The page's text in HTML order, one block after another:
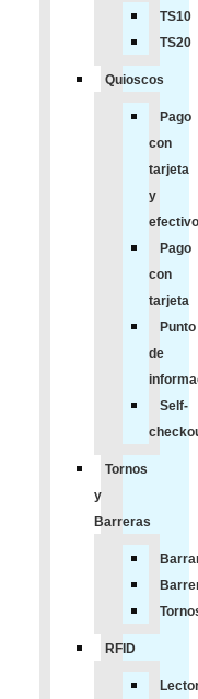
TS10
TS20
Quioscos
Pago
con
tarjeta
y
efectivo
Pago
con
tarjeta
Punto
de
Self-
Tornos
y
Barreras
RFID